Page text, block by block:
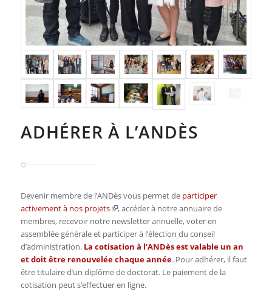
ADHÉRER À L’ANDÈS
Devenir membre de l’ANDès vous permet de participer
activement à nos projets
, accéder à notre annuaire de
membres, recevoir notre newsletter annuelle, voter en
assemblée générale et participer à l’élection du conseil
d’administration. La cotisation à l’ANDès est valable un an
et doit être renouvelée chaque année. Pour adhérer, il faut
être titulaire d’un diplôme de doctorat. Le paiement de la
cotisation peut s’effectuer en ligne.